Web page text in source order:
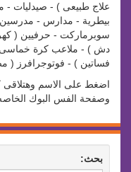
علاج طبيعى ) - صيدليات -
بيطرية - مدارس -
سوبرماركت - حرفيين (
دش ) - ملاعب كرة خماسى -
فساتين ) - فوتوجرافرز (
اضغط على الاسم وهتلاقى
وصفحة الفس البوك
بحث: